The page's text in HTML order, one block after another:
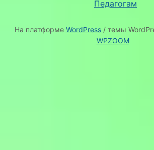
Педагогам
На платформе WordPress/ темы
WPZOOM